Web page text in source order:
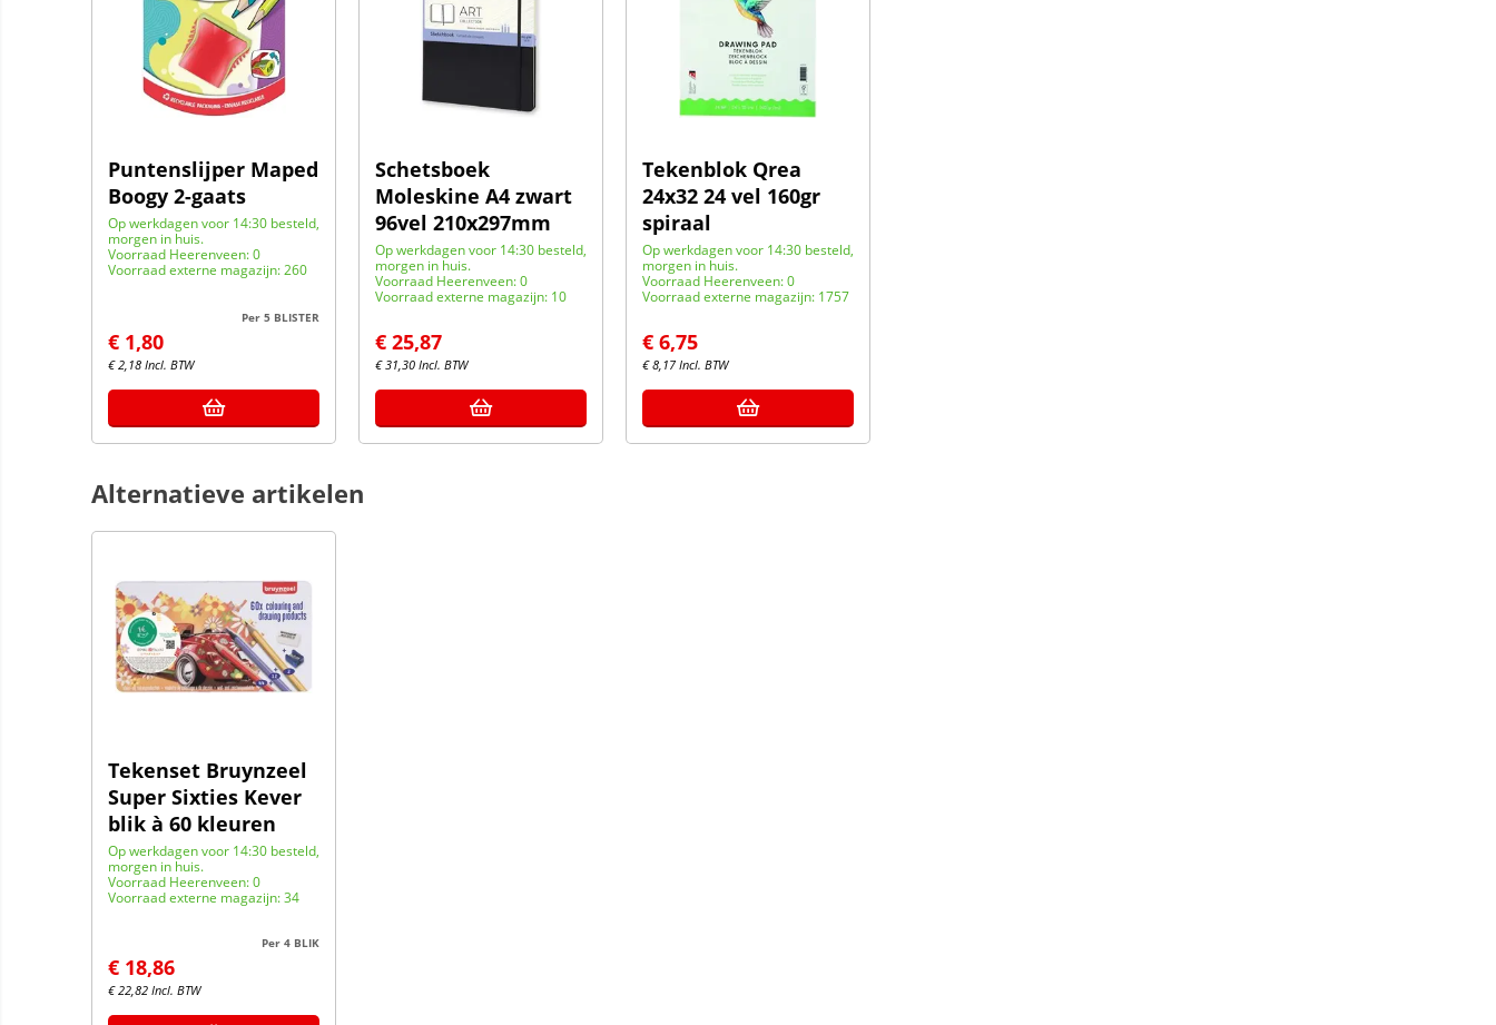
Puntenslijper Maped
Boogy 2-gaats
Op werkdagen voor 14:30 besteld,
morgen in huis.
Voorraad Heerenveen: 0
Voorraad externe magazijn: 260
Per 5 BLISTER
€ 1,80
€2,18 Incl. BTW
Schetsboek
Moleskine A4 zwart
96vel 210x297mm
Op werkdagen voor 14:30 besteld,
morgen in huis.
Voorraad Heerenveen: 0
Voorraad externe magazijn: 10
€ 25,87
€31,30 Incl. BTW
Tekenblok Qrea
24x32 24 vel 160gr
spiraal
Op werkdagen voor 14:30 besteld,
morgen in huis.
Voorraad Heerenveen: 0
Voorraad externe magazijn: 1757
€ 6,75
€8,17 Incl. BTW
Alternatieve artikelen
Tekenset Bruynzeel
Super Sixties Kever
blik à 60 kleuren
Op werkdagen voor 14:30 besteld,
morgen in huis.
Voorraad Heerenveen: 0
Voorraad externe magazijn: 34
Per 4 BLIK
€ 18,86
€22,82 Incl. BTW